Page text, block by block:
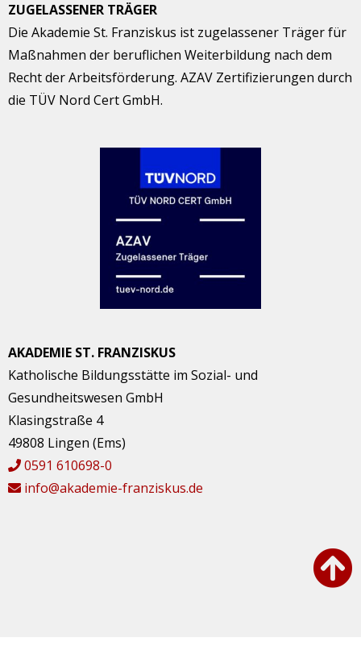
ZUGELASSENER TRÄGER
Die Akademie St. Franziskus ist zugelassener Träger für
Maßnahmen der beruflichen Weiterbildung nach dem
Recht der Arbeitsförderung. AZAV Zertifizierungen durch
die TÜV Nord Cert GmbH.
AKADEMIE ST. FRANZISKUS
Katholische Bildungsstätte im Sozial- und
Gesundheitswesen GmbH
Klasingstraße 4
49808 Lingen (Ems)
0591 610698-0
info@akademie-franziskus.de